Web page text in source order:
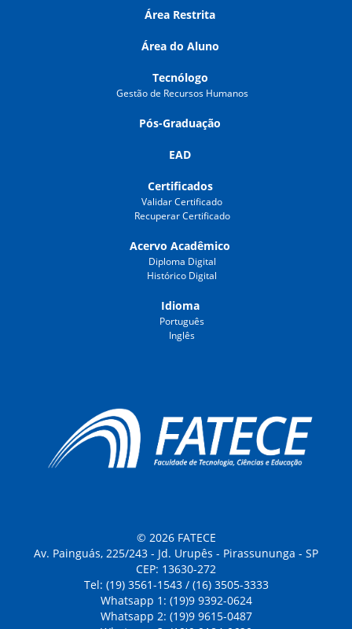
Área Restrita
Área do Aluno
Tecnólogo
Gestão de Recursos Humanos
Pós-Graduação
EAD
Certificados
Validar Certificado
Recuperar Certificado
Acervo Acadêmico
Diploma Digital
Histórico Digital
Idioma
Português
Inglês
© 2026 FATECE
Av. Painguás, 225/243 - Jd. Urupês - Pirassununga - SP
CEP: 13630-272
Tel: (19) 3561-1543 / (16) 3505-3333
Whatsapp 1: (19)9 9392-0624
Whatsapp 2: (19)9 9615-0487